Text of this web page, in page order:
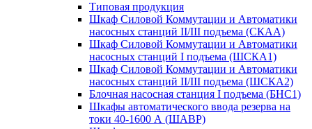
Типовая продукция
Шкаф Силовой Коммутации и Автоматики
насосных станций II/III подъема (СКАА)
Шкаф Силовой Коммутации и Автоматики
насосных станций I подъема (ШСКА1)
Шкаф Силовой Коммутации и Автоматики
насосных станций II/III подъема (ШСКА2)
Блочная насосная станция I подъема (БНС1)
Шкафы автоматического ввода резерва на
токи 40-1600 А (ШАВР)